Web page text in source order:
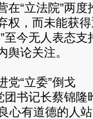
“立法院”两度
权，而未能获
至今无人表态支
舆论关注。
“立委”倒戈
书记长蔡锦隆
心有道德的人